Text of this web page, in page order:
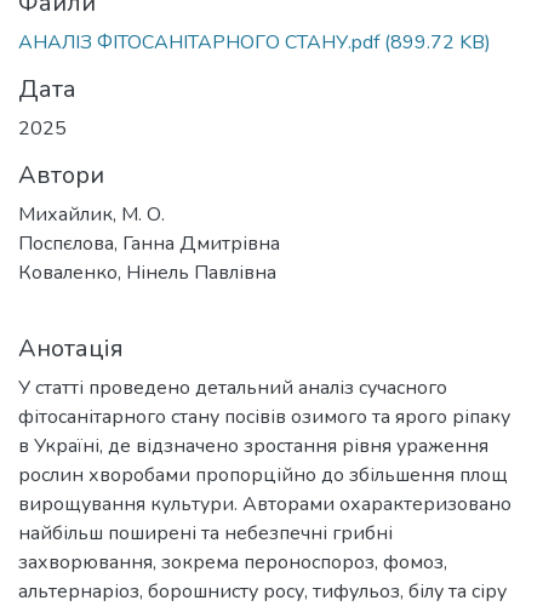
АНАЛІЗ ФІТОСАНІТАРНОГО СТАНУ.pdf(899.72 KB)
Дата
2025
Автори
Михайлик, М. О.
Поспєлова, Ганна Дмитрівна
Коваленко, Нінель Павлівна
Анотація
У статті проведено детальний аналіз сучасного
фітосанітарного стану посівів озимого та ярого ріпаку
в Україні, де відзначено зростання рівня ураження
рослин хворобами пропорційно до збільшення площ
вирощування культури. Авторами охарактеризовано
найбільш поширені та небезпечні грибні
захворювання, зокрема пероноспороз, фомоз,
альтернаріоз, борошнисту росу, тифульоз, білу та сіру